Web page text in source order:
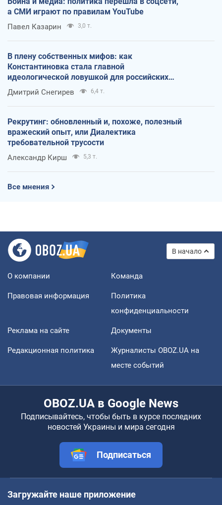
а СМИ играют по правилам YouTube
Павел Казарин 3,0 т.
В плену собственных мифов: как
Константиновка стала главной
идеологической ловушкой для российских
оккупантов
Дмитрий Снегирев 6,4 т.
Рекрутинг: обновленный и, похоже, полезный
вражеский опыт, или Диалектика
требовательной трусости
Александр Кирш 5,3 т.
Все мнения
В начало
О компании Команда
Правовая информация
Политика
конфиденциальности
Реклама на сайте Документы
Редакционная политика
Журналисты OBOZ.UA на
месте событий
OBOZ.UA в Google News
Подписывайтесь, чтобы быть в курсе последних
новостей Украины и мира сегодня
Подписаться
Загружайте наше приложение